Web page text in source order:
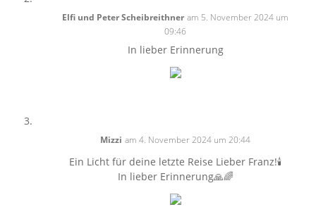
Elfi und Peter Scheibreithner am 5. November 2024 um
09:46
In lieber Erinnerung
Mizzi am 4. November 2024 um 20:44
Ein Licht für deine letzte Reise Lieber Franz!🕯
In lieber Erinnerung🙏🌈